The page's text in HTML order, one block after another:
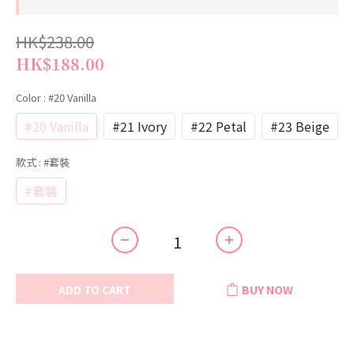
HK$238.00
HK$188.00
Color : #20 Vanilla
#20 Vanilla #21 Ivory #22 Petal #23 Beige
款式 : #套裝
#套裝
ADD TO CART BUY NOW